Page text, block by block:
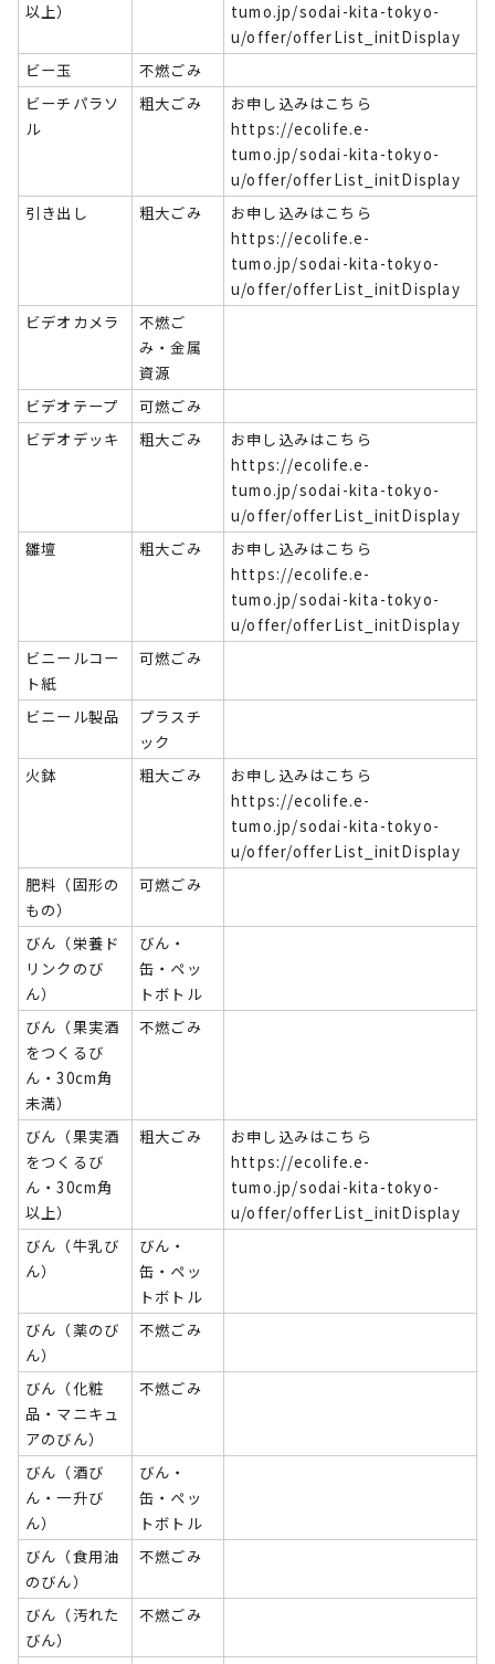
以上）
tumo.jp/sodai-kita-tokyo-
u/offer/offerList_initDisplay
ビー玉
不燃ごみ
ビーチパラソ
ル
粗大ごみ
お申し込みはこちら
https://ecolife.e-
tumo.jp/sodai-kita-tokyo-
u/offer/offerList_initDisplay
引き出し
粗大ごみ
お申し込みはこちら
https://ecolife.e-
tumo.jp/sodai-kita-tokyo-
u/offer/offerList_initDisplay
ビデオカメラ
不燃ご
み・金属
資源
ビデオテープ
可燃ごみ
ビデオデッキ
粗大ごみ
お申し込みはこちら
https://ecolife.e-
tumo.jp/sodai-kita-tokyo-
u/offer/offerList_initDisplay
雛壇
粗大ごみ
お申し込みはこちら
https://ecolife.e-
tumo.jp/sodai-kita-tokyo-
u/offer/offerList_initDisplay
ビニールコー
ト紙
可燃ごみ
ビニール製品
プラスチ
ック
火鉢
粗大ごみ
お申し込みはこちら
https://ecolife.e-
tumo.jp/sodai-kita-tokyo-
u/offer/offerList_initDisplay
肥料（固形の
もの）
可燃ごみ
びん（栄養ド
リンクのび
ん）
びん・
缶・ペッ
トボトル
びん（果実酒
をつくるび
ん・30cm角
未満）
不燃ごみ
びん（果実酒
をつくるび
ん・30cm角
以上）
粗大ごみ
お申し込みはこちら
https://ecolife.e-
tumo.jp/sodai-kita-tokyo-
u/offer/offerList_initDisplay
びん（牛乳び
ん）
びん・
缶・ペッ
トボトル
びん（薬のび
ん）
不燃ごみ
びん（化粧
品・マニキュ
アのびん）
不燃ごみ
びん（酒び
ん・一升び
ん）
びん・
缶・ペッ
トボトル
びん（食用油
のびん）
不燃ごみ
びん（汚れた
びん）
不燃ごみ